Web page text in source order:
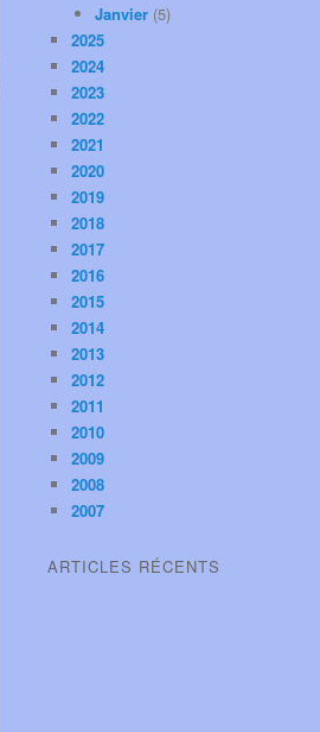
Janvier (5)
2025
2024
2023
2022
2021
2020
2019
2018
2017
2016
2015
2014
2013
2012
2011
2010
2009
2008
2007
ARTICLES RÉCENTS